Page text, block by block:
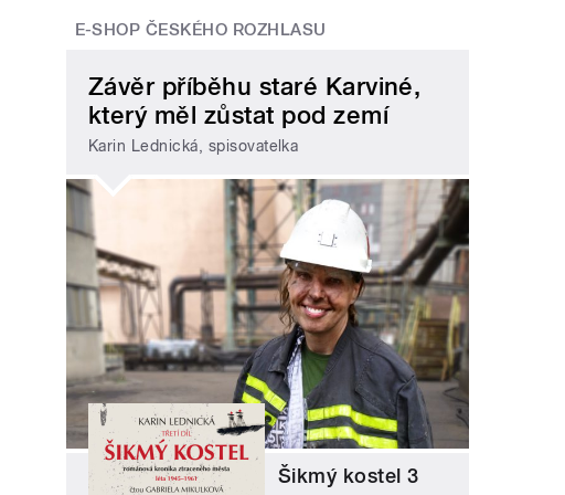
E-SHOP ČESKÉHO ROZHLASU
Závěr příběhu staré Karviné,
který měl zůstat pod zemí
Karin Lednická, spisovatelka
Šikmý kostel 3